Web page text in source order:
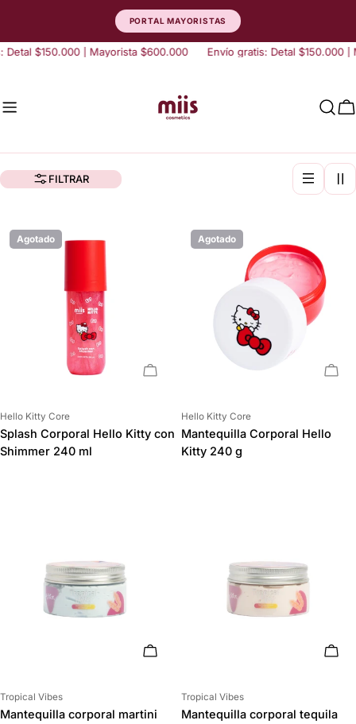
PORTAL MAYORISTAS
$150.000 | Mayorista $600.000 Envío gratis: Detal $150.000 |
FILTRAR
Agotado
AGOTADO
Proveedor:
Hello Kitty Core
Splash Corporal Hello Kitty con
Shimmer 240 ml
Agotado
Proveedor:
Hello Kitty Core
Mantequilla Corporal Hello
Kitty 240 g
AÑADIR AL CARRITO
Proveedor:
Tropical Vibes
Mantequilla corporal martini
Proveedor:
Tropical Vibes
Mantequilla corporal tequila